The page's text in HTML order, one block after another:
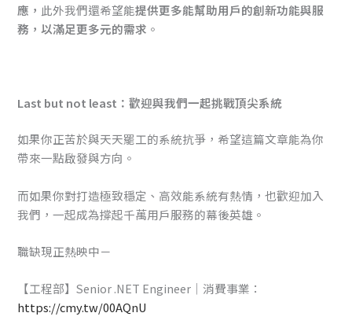
應， 此外我們還希望能提供更多能幫助用戶的創新功能與服
務，以滿足更多元的需求 。
Last but not least：歡迎與我們一起挑戰頂尖系統
如果你正苦於與天天罷工的系統抗爭，希望這篇文章能為你
帶來一點啟發與方向。
而如果你對打造極致穩定、高效能系統有熱情，也歡迎加入
我們，一起成為撐起千萬用戶服務的幕後英雄。
職缺現正熱映中－
【工程部】Senior .NET Engineer｜消費事業：
https://cmy.tw/00AQnU